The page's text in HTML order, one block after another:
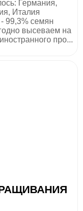
Германия,
Италия
99,3% семян
высеваем на
про...